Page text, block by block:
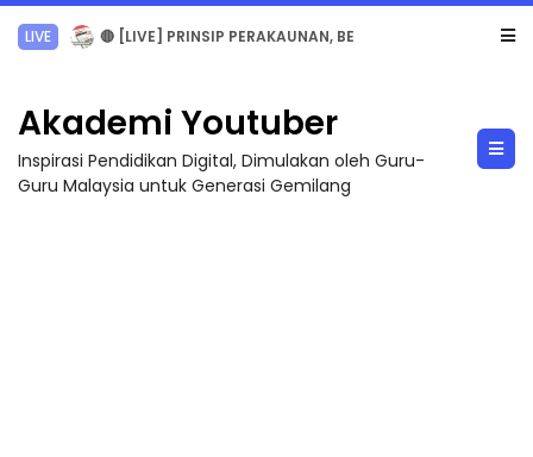
TRANSFORMASI DIGITAL GURU SIRI 7 : PAHLAWAN DIGITAL PENYELAMAT DUNIA
Akademi Youtuber
Inspirasi Pendidikan Digital, Dimulakan oleh Guru-
Guru Malaysia untuk Generasi Gemilang